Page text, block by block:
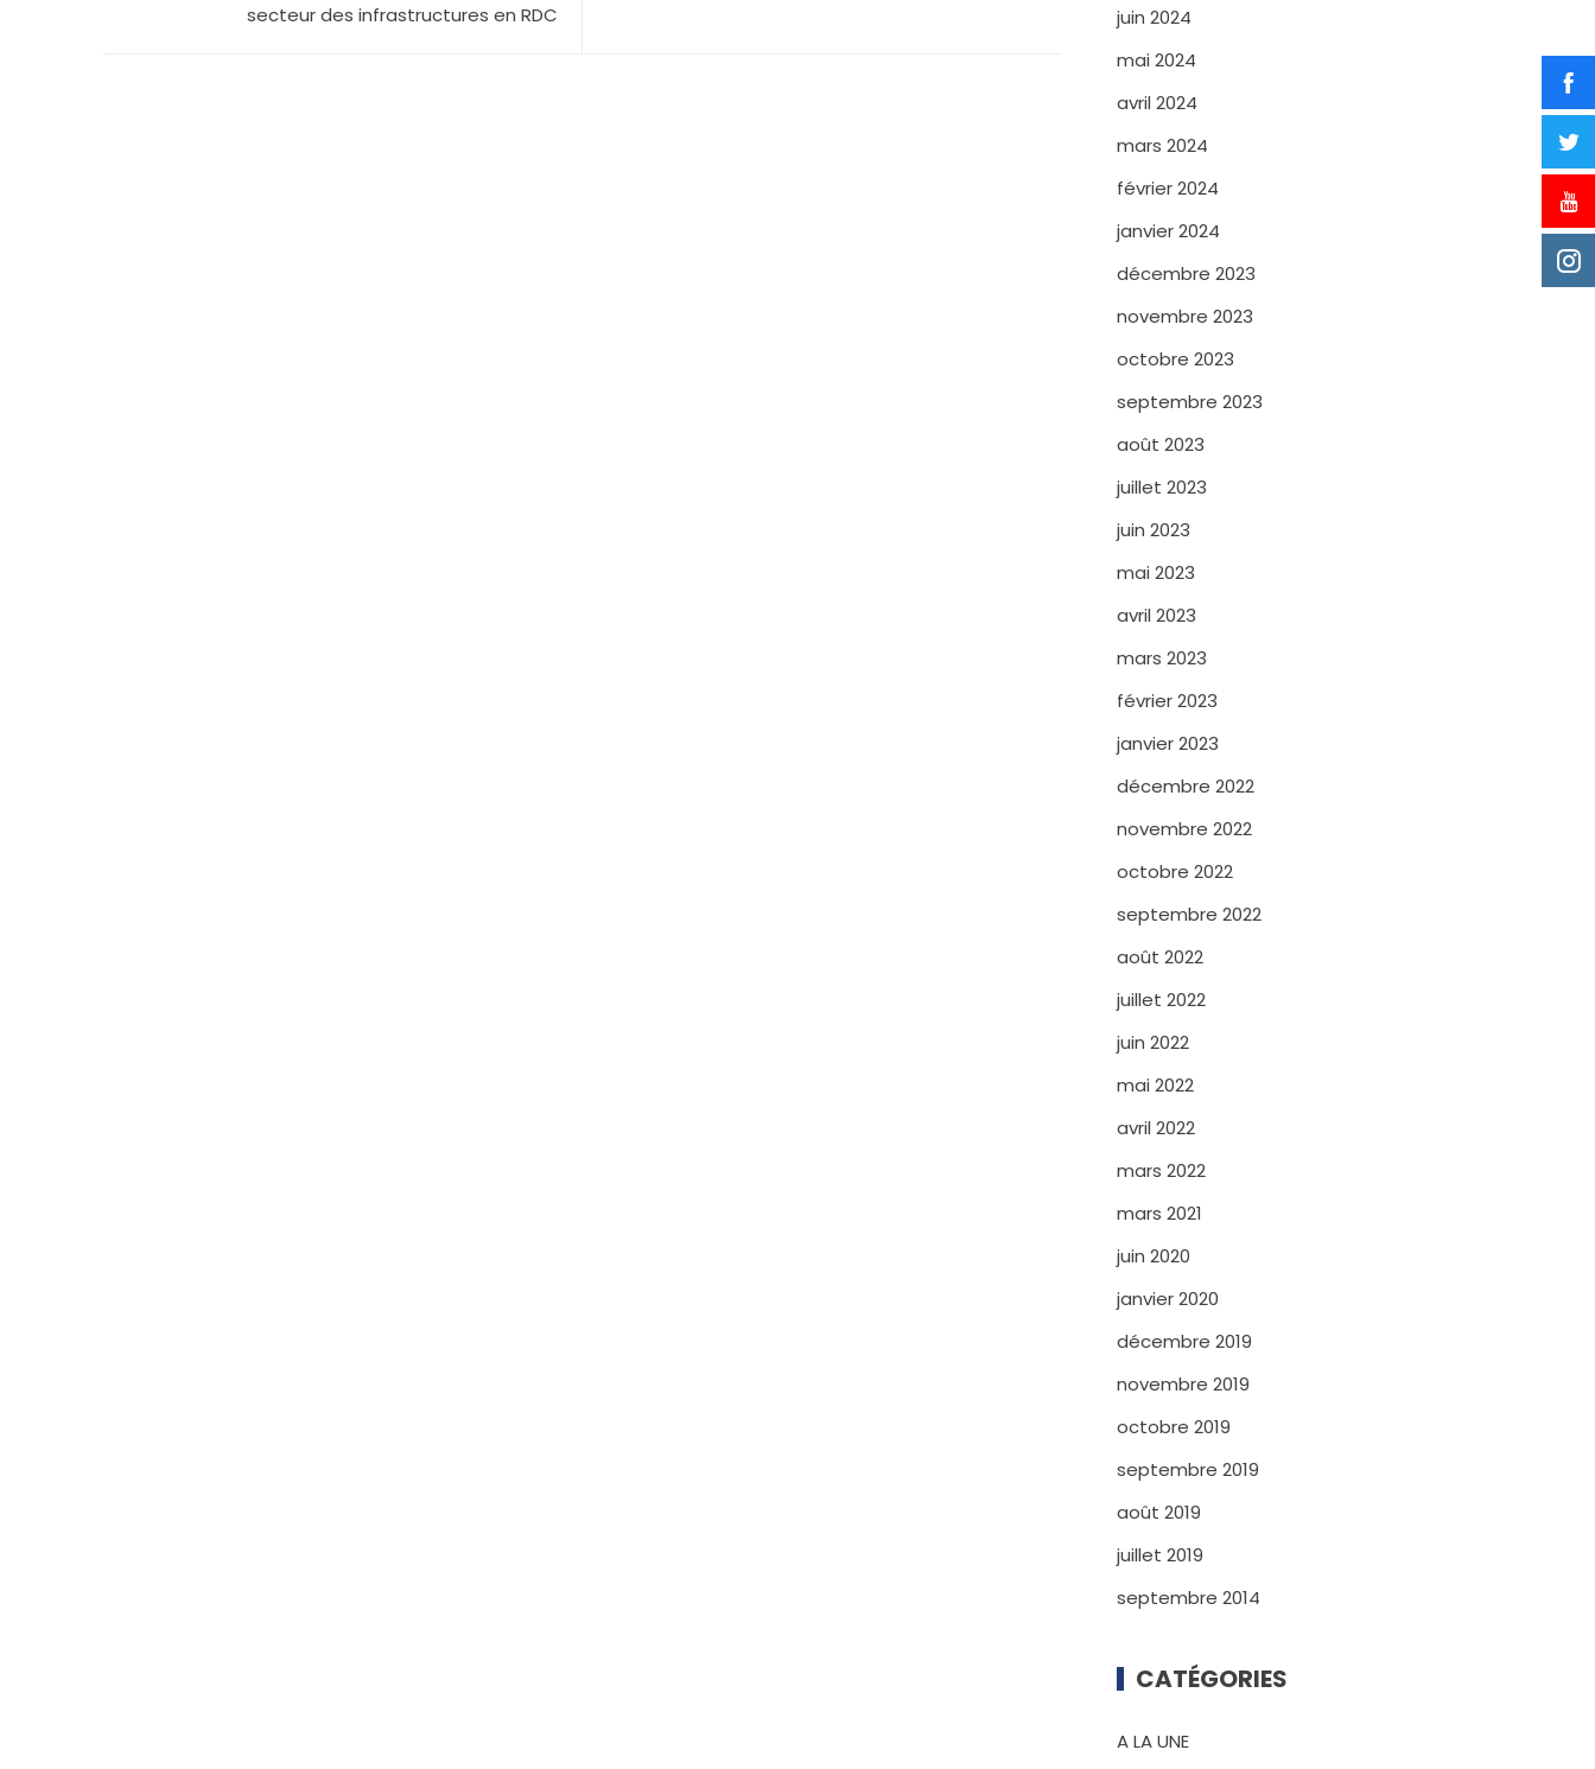
secteur des infrastructures en RDC
juin 2024
mai 2024
avril 2024
mars 2024
février 2024
janvier 2024
décembre 2023
novembre 2023
octobre 2023
septembre 2023
août 2023
juillet 2023
juin 2023
mai 2023
avril 2023
mars 2023
février 2023
janvier 2023
décembre 2022
novembre 2022
octobre 2022
septembre 2022
août 2022
juillet 2022
juin 2022
mai 2022
avril 2022
mars 2022
mars 2021
juin 2020
janvier 2020
décembre 2019
novembre 2019
octobre 2019
septembre 2019
août 2019
juillet 2019
septembre 2014
CATÉGORIES
A LA UNE